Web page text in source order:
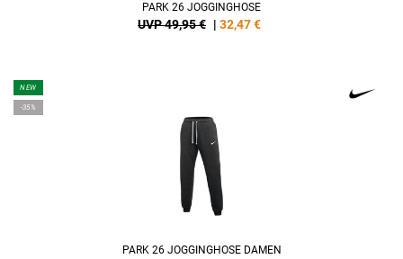
PARK 26 JOGGINGHOSE
UVP 49,95 € | 32,47€
NEW
-35%
PARK 26 JOGGINGHOSE DAMEN